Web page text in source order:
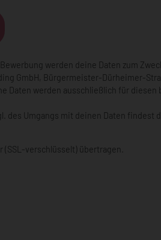
werden deine Daten zum
GmbH Bürgermeister-Dürheimer-
Daten werden ausschließlich für diesen
des Umgangs mit deinen Daten findest
(SSL-verschlüsselt) übertragen.